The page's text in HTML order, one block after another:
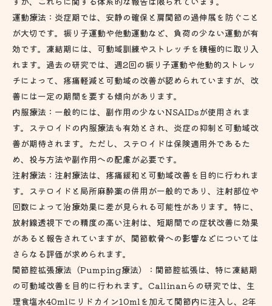
運動療法：炎症期では、安静の確保と肩関節の過伸展を防ぐこと
が大切です。振り子運動や他動運動など、負荷の少ない運動が有
効です。凍結期には、可動域訓練やストレッチを積極的に取り入
れます。過去の研究では、週2回の振り子運動や他動的ストレッ
チによって、疼痛軽減と可動域の改善が認められていますが、改
善には一定の期間を要する傾向があります。
内服療法：一般的には、副作用の少ないNSAIDsが使用されま
す。ステロイドの内服療法も有効とされ、炎症の抑制と可動域改
善が期待されます。ただし、ステロイドは保険適用外であるた
め、投与方法や副作用への配慮が必要です。
注射療法：注射療法は、疼痛緩和と可動域改善を目的に行われま
す。ステロイドと局所麻酔薬の併用が一般的であり、注射部位や
回数によって治療効果に差が見られる可能性があります。特に、
放射線透視下での精度の高い注射は、短期間での症状改善に効果
があると報告されていますが、関節軟骨への影響などについては
さらなる評価が求められます。
関節腔拡張療法（Pumping療法）：関節腔拡張は、特に凍結期
の可動域改善を目的に行われます。Callinanらの研究では、生
理食塩水40mlにリドカイン10mlを加えて関節内に注入し、2年